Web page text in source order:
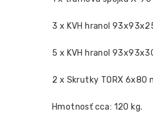
3 x KVH hranol
5 x KVH hranol
2 x Skrutky TORX 6x80
Hmotnosť cca: 120 kg.